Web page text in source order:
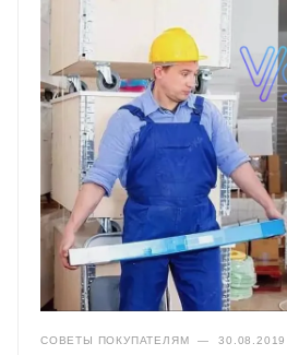
СОВЕТЫ ПОКУПАТЕЛЯМ — 30.08.2019